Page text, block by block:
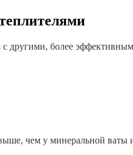
другими, более
чем у минеральной ваты